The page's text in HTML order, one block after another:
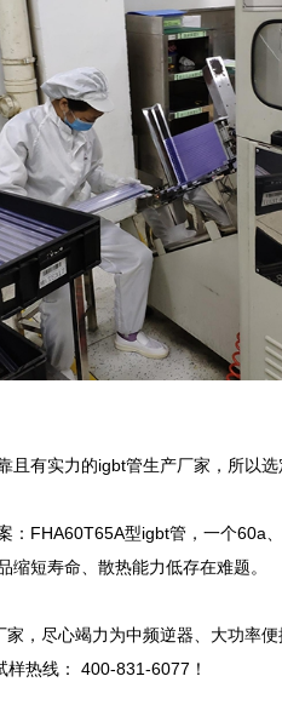
有实力的igbt管生产厂家，所以
：FHA60T65A型igbt管，一个60a
短寿命、散热能力低存在难题。
，尽心竭力为中频逆器、大功率
样热线： 400-831-6077！